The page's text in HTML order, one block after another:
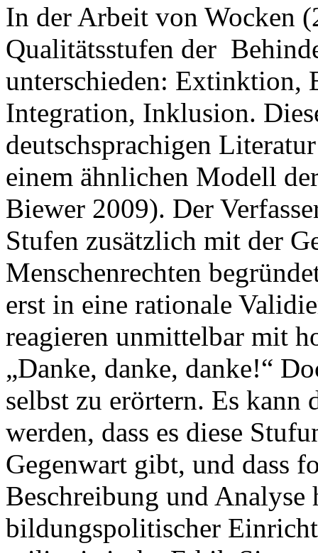
In der Arbeit von Wocken
Qualitätsstufen der
unterschieden: Extinktion,
Integration, Inklusion.
deutschsprachigen
einem ähnlichen Modell
Biewer 2009). Der
Stufen zusätzlich mit der
Menschenrechten
erst in eine rationale
reagieren unmittelbar mit
„Danke, danke, danke!“
selbst zu erörtern. Es
werden, dass es diese
Gegenwart gibt, und dass
Beschreibung und
bildungspolitischer